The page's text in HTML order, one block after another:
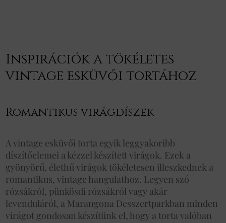
Inspirációk a tökéletes
vintage esküvői tortához
Romantikus virágdíszek
A vintage esküvői torta egyik leggyakoribb
díszítőelemei a kézzel készített virágok. Ezek a
gyönyörű, élethű virágok tökéletesen illeszkednek a
romantikus, vintage hangulathoz. Legyen szó
rózsákról, pünkösdi rózsákról vagy akár
levenduláról, a Marangona Desszertparkban minden
virágot gondosan készítünk el, hogy a torta valóban